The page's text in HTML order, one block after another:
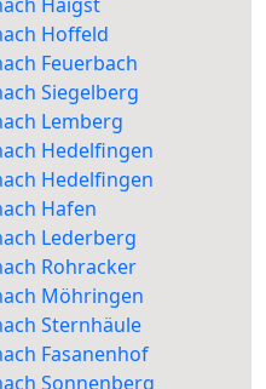
Hoffeld
Feuerbach
Siegelberg
Lemberg
Hedelfingen
Hedelfingen
Hafen
Lederberg
Rohracker
Möhringen
Sternhäule
Fasanenhof
Sonnenberg